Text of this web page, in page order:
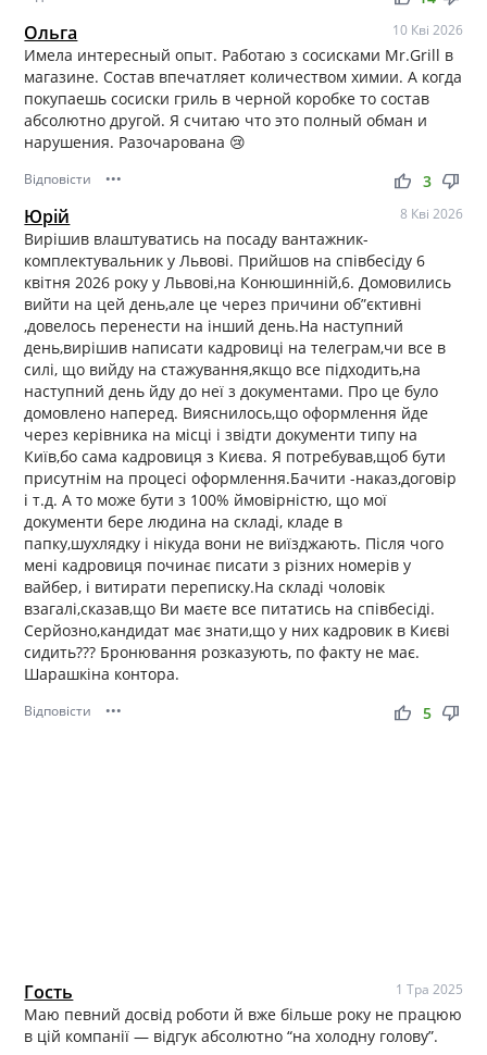
Ольга 10 Кві 2026
Имела интересный опыт. Работаю з сосисками Mr.Grill в
магазине. Состав впечатляет количеством химии. А когда
покупаешь сосиски гриль в черной коробке то состав
абсолютно другой. Я считаю что это полный обман и
нарушения. Разочарована 😢
Відповісти ••• thumb_up thumb_down
3
Юрій 8 Кві 2026
Вирішив влаштуватись на посаду вантажник-
комплектувальник у Львові. Прийшов на співбесіду 6
квітня 2026 року у Львові,на Конюшинній,6. Домовились
вийти на цей день,але це через причини об”єктивні
,довелось перенести на інший день.На наступний
день,вирішив написати кадровиці на телеграм,чи все в
силі, що вийду на стажування,якщо все підходить,на
наступний день йду до неї з документами. Про це було
домовлено наперед. Вияснилось,що оформлення йде
через керівника на місці і звідти документи типу на
Київ,бо сама кадровиця з Києва. Я потребував,щоб бути
присутнім на процесі оформлення.Бачити -наказ,договір
і т.д. А то може бути з 100% ймовірністю, що мої
документи бере людина на складі, кладе в
папку,шухлядку і нікуда вони не виїзджають. Після чого
мені кадровиця починає писати з різних номерів у
вайбер, і витирати переписку.На складі чоловік
взагалі,сказав,що Ви маєте все питатись на співбесіді.
Серйозно,кандидат має знати,що у них кадровик в Києві
сидить??? Бронювання розказують, по факту не має.
Шарашкіна контора.
Відповісти ••• thumb_up thumb_down
5
Гость 1 Тра 2025
Маю певний досвід роботи й вже більше року не працюю
в цій компанії — відгук абсолютно “на холодну голову”.